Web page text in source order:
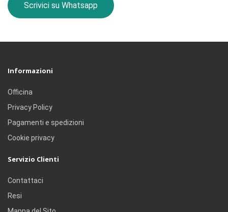
Scrivici su Whatsapp
Informazioni
Officina
Privacy Policy
Pagamenti e spedizioni
Cookie privacy
Servizio Clienti
Contattaci
Resi